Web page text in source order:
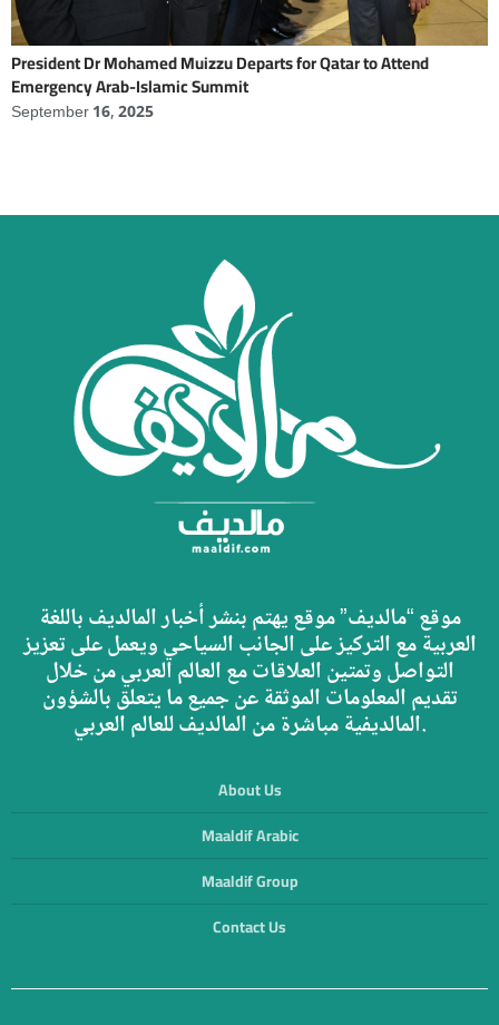
President Dr Mohamed Muizzu Departs for Qatar to Attend
Emergency Arab-Islamic Summit
September 16, 2025
موقع “مالديف” موقع يهتم بنشر أخبار المالديف باللغة
العربية مع التركيز على الجانب السياحي ويعمل على تعزيز
التواصل وتمتين العلاقات مع العالم العربي من خلال
تقديم المعلومات الموثقة عن جميع ما يتعلق بالشؤون
المالديفية مباشرة من المالديف للعالم العربي.
About Us
Maaldif Arabic
Maaldif Group
Contact Us